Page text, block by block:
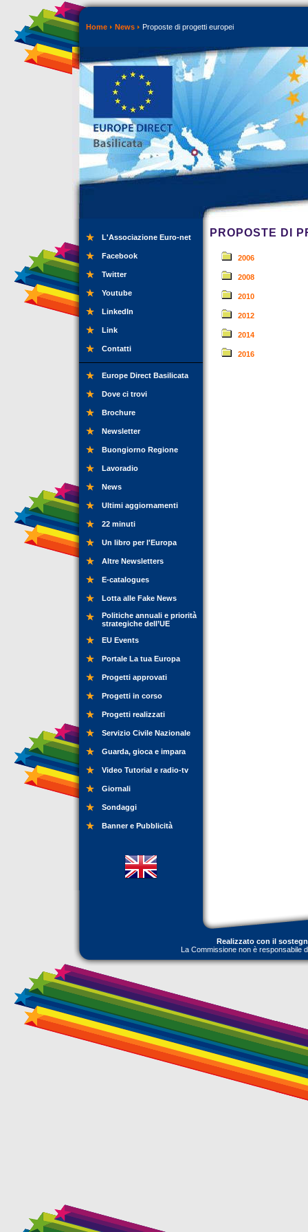
Home News Proposte di progetti europei
L'Associazione Euro-net
Facebook
Twitter
Youtube
LinkedIn
Link
Contatti
Europe Direct Basilicata
Dove ci trovi
Brochure
Newsletter
Buongiorno Regione
Lavoradio
News
Ultimi aggiornamenti
22 minuti
Un libro per l'Europa
Altre Newsletters
E-catalogues
Lotta alle Fake News
Politiche annuali e priorità
strategiche dell’UE
EU Events
Portale La tua Europa
Progetti approvati
Progetti in corso
Progetti realizzati
Servizio Civile Nazionale
Guarda, gioca e impara
Video Tutorial e radio-tv
Giornali
Sondaggi
Banner e Pubblicità
PROPOSTE DI
2006
2008
2010
2012
2014
2016
Realizzato con il
La Commissione non è responsabile